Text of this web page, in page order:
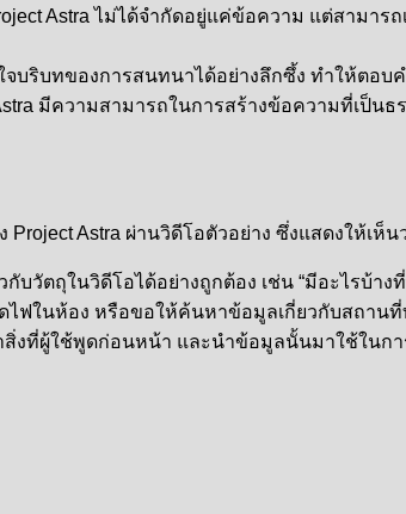
Astra ไม่ได้จำกัดอยู่แค่ข้อความ แต่สามาร
ใจบริบทของการสนทนาได้อย่างลึกซึ้ง ทำให้ตอ
มีความสามารถในการสร้างข้อความที่เป็น
Astra ผ่านวิดีโอตัวอย่าง ซึ่งแสดงให้เห็น
บวัตถุในวิดีโอได้อย่างถูกต้อง เช่น “มีอะไรบ้างที่
ดไฟในห้อง หรือขอให้ค้นหาข้อมูลเกี่ยวกับสถาน
สิ่งที่ผู้ใช้พูดก่อนหน้า และนำข้อมูลนั้นมาใช้ในก